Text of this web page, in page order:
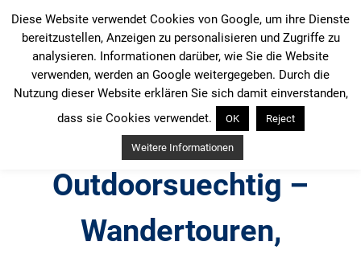
Inhalt
springen
Outdoorsuechtig –
Wandertouren,
Diese Website verwendet Cookies von Google, um ihre Dienste
bereitzustellen, Anzeigen zu personalisieren und Zugriffe zu
analysieren. Informationen darüber, wie Sie die Website
verwenden, werden an Google weitergegeben. Durch die
Nutzung dieser Website erklären Sie sich damit einverstanden,
dass sie Cookies verwendet.
OK Reject
Weitere Informationen